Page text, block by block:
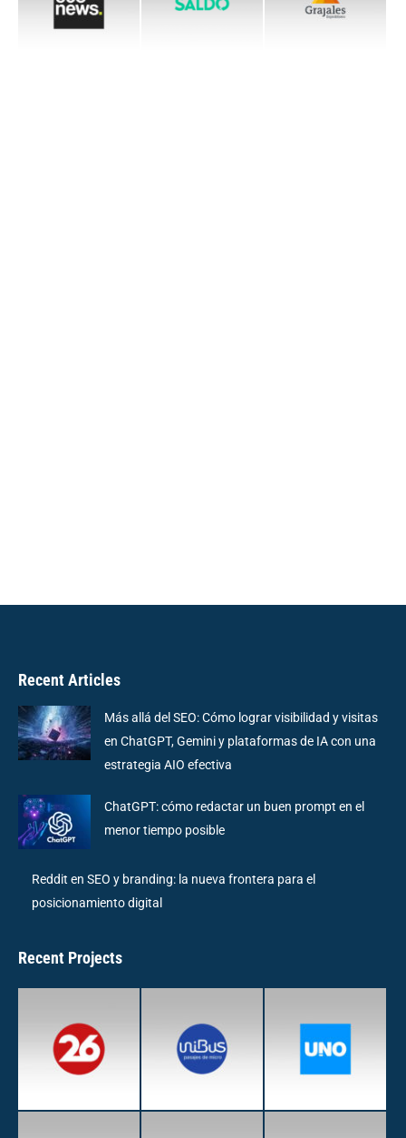
Recent Articles
Más allá del SEO: Cómo lograr visibilidad y visitas
en ChatGPT, Gemini y plataformas de IA con una
estrategia AIO efectiva
ChatGPT: cómo redactar un buen prompt en el
menor tiempo posible
Reddit en SEO y branding: la nueva frontera para el
posicionamiento digital
Recent Projects